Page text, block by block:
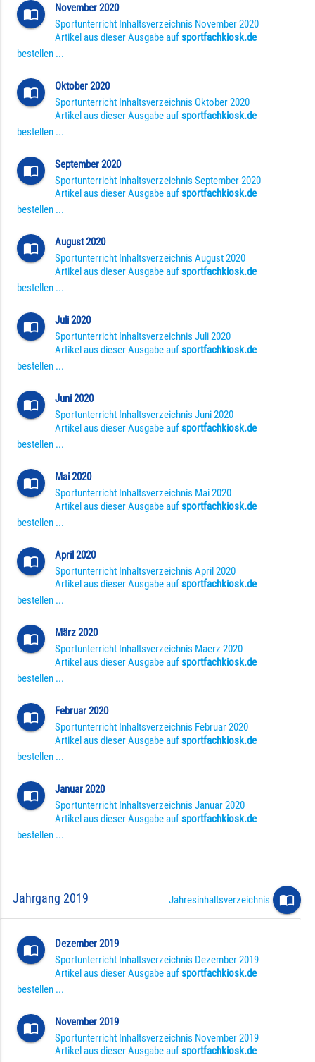
import_contacts
November 2020
Sportunterricht Inhaltsverzeichnis November 2020
Artikel aus dieser Ausgabe aufsportfachkiosk.de
bestellen ...
import_contacts
Oktober 2020
Sportunterricht Inhaltsverzeichnis Oktober 2020
Artikel aus dieser Ausgabe aufsportfachkiosk.de
bestellen ...
import_contacts
September 2020
Sportunterricht Inhaltsverzeichnis September 2020
Artikel aus dieser Ausgabe aufsportfachkiosk.de
bestellen ...
import_contacts
August 2020
Sportunterricht Inhaltsverzeichnis August 2020
Artikel aus dieser Ausgabe aufsportfachkiosk.de
bestellen ...
import_contacts
Juli 2020
Sportunterricht Inhaltsverzeichnis Juli 2020
Artikel aus dieser Ausgabe aufsportfachkiosk.de
bestellen ...
import_contacts
Juni 2020
Sportunterricht Inhaltsverzeichnis Juni 2020
Artikel aus dieser Ausgabe aufsportfachkiosk.de
bestellen ...
import_contacts
Mai 2020
Sportunterricht Inhaltsverzeichnis Mai 2020
Artikel aus dieser Ausgabe aufsportfachkiosk.de
bestellen ...
import_contacts
April 2020
Sportunterricht Inhaltsverzeichnis April 2020
Artikel aus dieser Ausgabe aufsportfachkiosk.de
bestellen ...
import_contacts
März 2020
Sportunterricht Inhaltsverzeichnis Maerz 2020
Artikel aus dieser Ausgabe aufsportfachkiosk.de
bestellen ...
import_contacts
Februar 2020
Sportunterricht Inhaltsverzeichnis Februar 2020
Artikel aus dieser Ausgabe aufsportfachkiosk.de
bestellen ...
import_contacts
Januar 2020
Sportunterricht Inhaltsverzeichnis Januar 2020
Artikel aus dieser Ausgabe aufsportfachkiosk.de
bestellen ...
Jahrgang 2019 Jahresinhaltsverzeichnis import_contacts
import_contacts
Dezember 2019
Sportunterricht Inhaltsverzeichnis Dezember 2019
Artikel aus dieser Ausgabe aufsportfachkiosk.de
bestellen ...
import_contacts
November 2019
Sportunterricht Inhaltsverzeichnis November 2019
Artikel aus dieser Ausgabe aufsportfachkiosk.de